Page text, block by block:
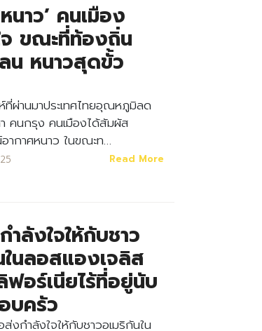
นาว’ คนเมือง
จ ขณะที่ท้องถิ่น
น หนาวสุดขั้ว
ที่ผ่านมาประเทศไทยอุณหภูมิลด
คนกรุง คนเมืองได้สัมผัส
ากาศหนาว ในขณะท…
Read More
ลังใจให้กับชาว
ในลอสแองเจลิส
ฟอร์เนียไร้ที่อยู่นับ
บครัว
ส่งกำลังใจให้กับชาวอเมริกันใน